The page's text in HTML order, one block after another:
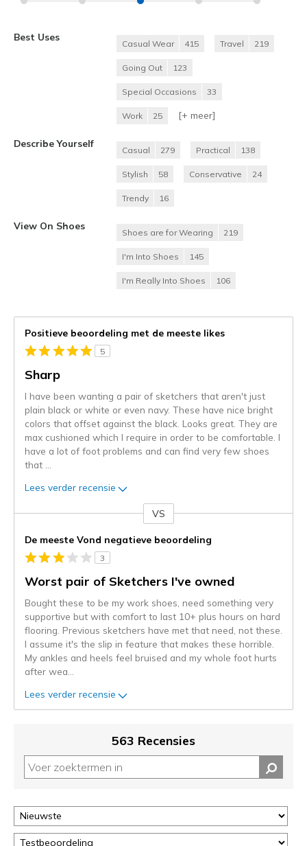
Best Uses
Casual Wear 415 Travel 219
Going Out 123
Special Occasions 33
Work 25 [+ meer]
Describe Yourself
Casual 279 Practical 138
Stylish 58 Conservative 24
Trendy 16
View On Shoes
Shoes are for Wearing 219
I'm Into Shoes 145
I'm Really Into Shoes 106
Positieve beoordeling met de meeste likes
5
Sharp
I have been wanting a pair of sketchers that aren't just
plain black or white or even navy. These have nice bright
colors that offset against the black. Looks great. They are
max cushioned which I require in order to be comfortable. I
have a lot of foot problems and can find very few shoes
that
Lees verder recensie
content
wordt
momenteel
gemigreerd
de
niejee
page_id.
kunt
status
van
deze
of
door
<a
VS
De meeste Vond negatieve beoordeling
3
Worst pair of Sketchers I've owned
Bought these to be my work shoes, need something very
supportive but with comfort to last 10+ plus hours on hard
flooring. Previous sketchers have met that need, not these.
I assume it's the slip in feature that makes these horrible.
My ankles and heels feel bruised and my whole foot hurts
after wea
Lees verder recensie
563 Recensies